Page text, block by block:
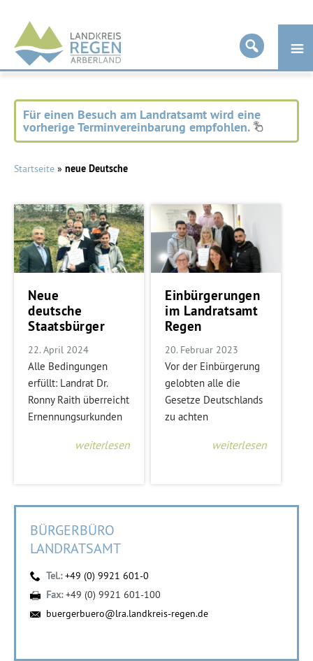
Landkreis
Regen
Für einen Besuch am Landratsamt wird eine
vorherige Terminvereinbarung empfohlen.
Startseite » neue Deutsche
Neue
deutsche
Staatsbürger
22. April 2024
Alle Bedingungen
erfüllt: Landrat Dr.
Ronny Raith überreicht
Ernennungsurkunden
weiterlesen
Einbürgerungen
im Landratsamt
Regen
20. Februar 2023
Vor der Einbürgerung
gelobten alle die
Gesetze Deutschlands
zu achten
weiterlesen
BÜRGERBÜRO
LANDRATSAMT
Tel.:+49 (0) 9921 601-0
Fax:+49 (0) 9921 601-100
buergerbuero@lra.landkreis-regen.de